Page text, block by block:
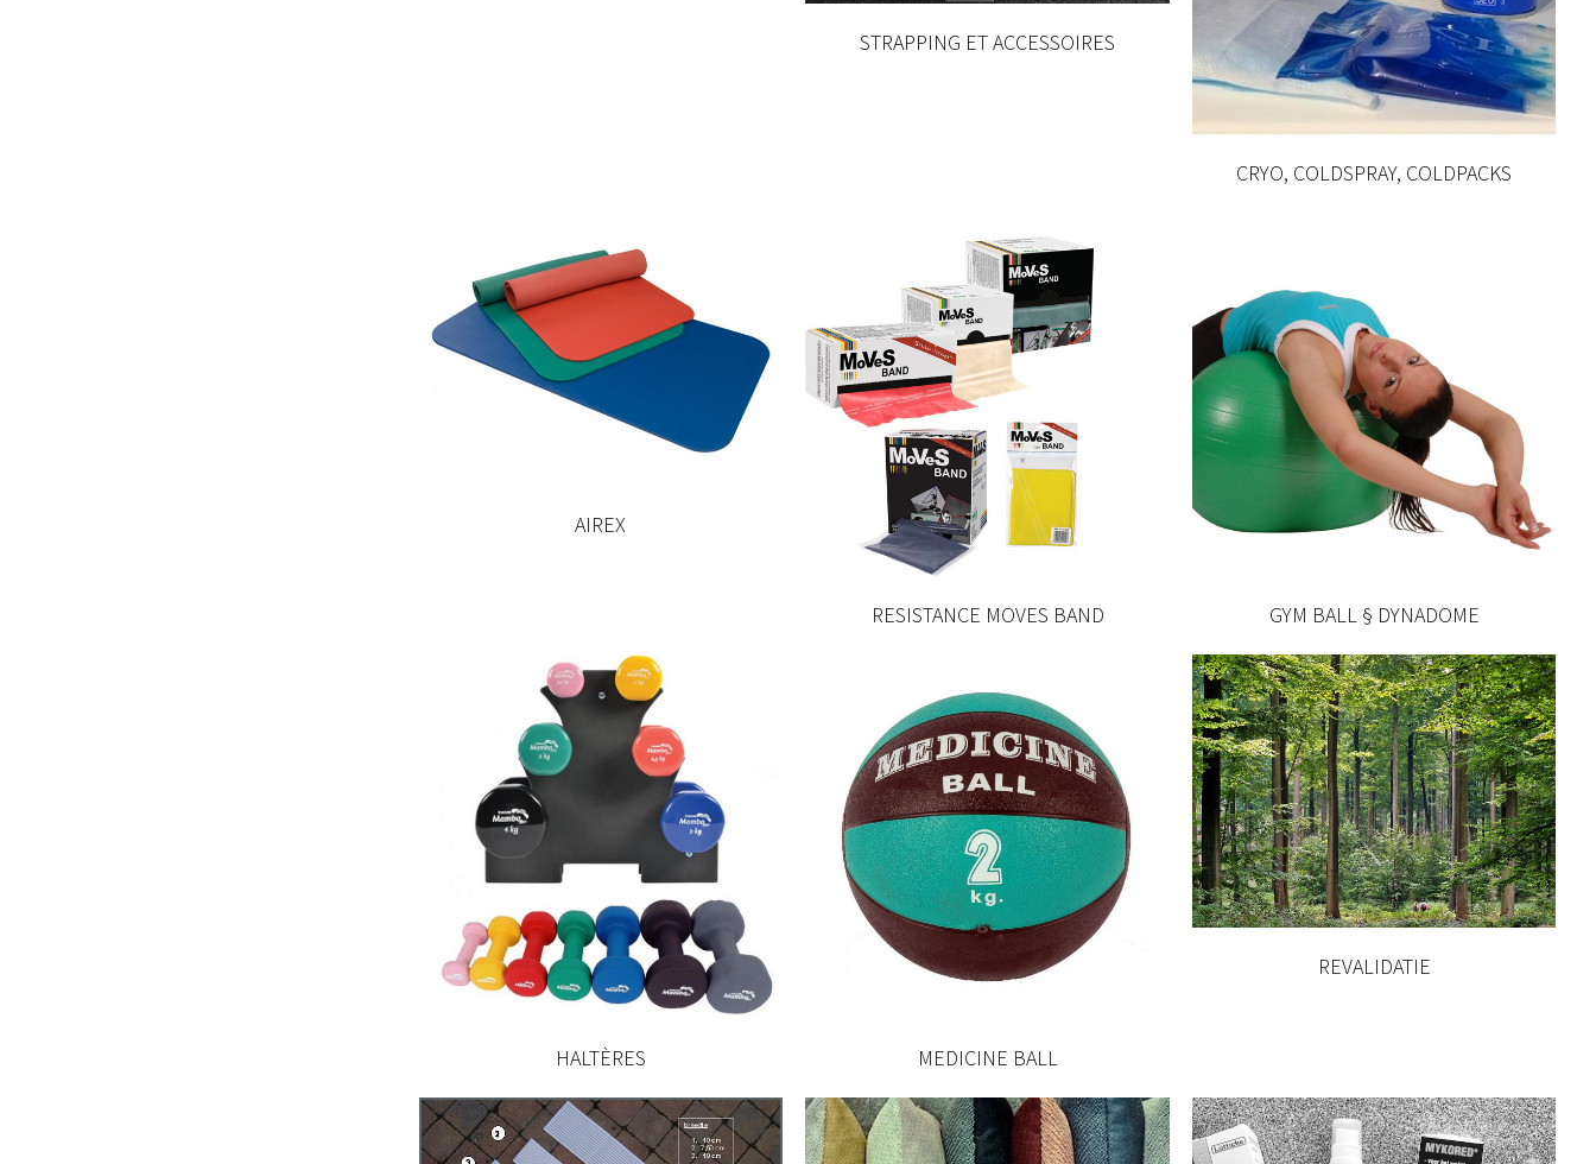
STRAPPING ET ACCESSOIRES
CRYO, COLDSPRAY, COLDPACKS
AIREX
RESISTANCE MOVES BAND GYM BALL § DYNADOME
HALTÈRES MEDICINE BALL
REVALIDATIE